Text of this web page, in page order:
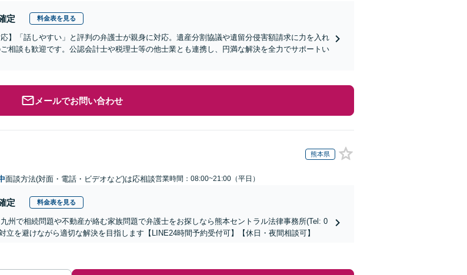
定 料金表を見る
応】「話しやすい」と評判の弁護士が親身に対応。遺産分割協議や遺留分侵害額請求に力を入れ
相談も歓迎です。公認会計士や税理士等の他士業とも連携し、円満な解決を全力でサポートい
メールでお問い合わせ
熊本県
面談方法(対面・電話・ビデオなど)は応相談営業時間：08:00~21:00（平日）
定 料金表を見る
九州で相続問題や不動産が絡む家族問題で弁護士をお探しなら熊本セントラル法律事務所(Tel: 0
立を避けながら適切な解決を目指します【LINE24時間予約受付可】【休日・夜間相談可】